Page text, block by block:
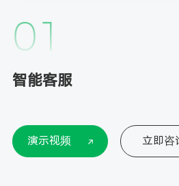
01
智能客服
演示视频 立即咨